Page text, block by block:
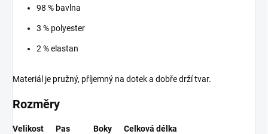
98 % bavlna
3 % polyester
2 % elastan
Materiál je pružný, příjemný na dotek a dobře drží tvar.
Rozměry
Velikost Pas Boky
Celková délka